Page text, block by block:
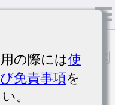
デンサ]
の際には使
免責事項を
。